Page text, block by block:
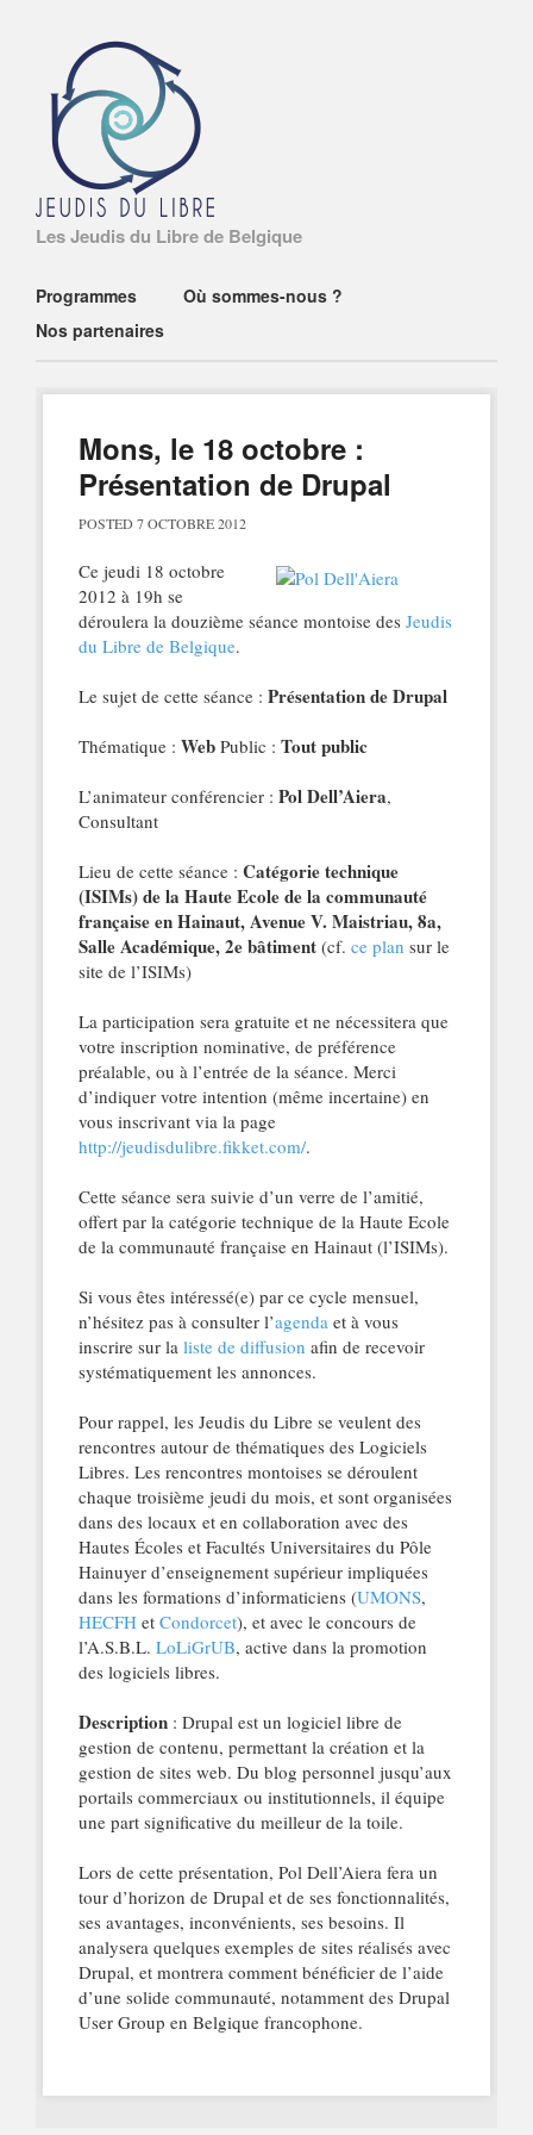
Les Jeudis du Libre de Belgique
Main menu
Skip
to
content
Programmes
Où sommes-nous ?
Nos partenaires
Mons, le 18 octobre :
Présentation de Drupal
POSTED 7 OCTOBRE 2012
Ce jeudi 18 octobre
2012 à 19h se
déroulera la douzième séance montoise des Jeudis
du Libre de Belgique.
Le sujet de cette séance : Présentation de Drupal
Thématique : WebPublic : Tout public
L’animateur conférencier : Pol Dell’Aiera,
Consultant
Lieu de cette séance : Catégorie technique
(ISIMs) de la Haute Ecole de la communauté
française en Hainaut, Avenue V. Maistriau, 8a,
Salle Académique, 2e bâtiment(cf. ce plan sur le
site de l’ISIMs)
La participation sera gratuite et ne nécessitera que
votre inscription nominative, de préférence
préalable, ou à l’entrée de la séance. Merci
d’indiquer votre intention (même incertaine) en
vous inscrivant via la page
http://jeudisdulibre.fikket.com/.
Cette séance sera suivie d’un verre de l’amitié,
offert par la catégorie technique de la Haute Ecole
de la communauté française en Hainaut (l’ISIMs).
Si vous êtes intéressé(e) par ce cycle mensuel,
n’hésitez pas à consulter l’agendaet à vous
inscrire sur la liste de diffusion afin de recevoir
systématiquement les annonces.
Pour rappel, les Jeudis du Libre se veulent des
rencontres autour de thématiques des Logiciels
Libres. Les rencontres montoises se déroulent
chaque troisième jeudi du mois, et sont organisées
dans des locaux et en collaboration avec des
Hautes Écoles et Facultés Universitaires du Pôle
Hainuyer d’enseignement supérieur impliquées
dans les formations d’informaticiens (UMONS,
HECFHet Condorcet), et avec le concours de
l’A.S.B.L. LoLiGrUB, active dans la promotion
des logiciels libres.
Description: Drupal est un logiciel libre de
gestion de contenu, permettant la création et la
gestion de sites web. Du blog personnel jusqu’aux
portails commerciaux ou institutionnels, il équipe
une part significative du meilleur de la toile.
Lors de cette présentation, Pol Dell’Aiera fera un
tour d’horizon de Drupal et de ses fonctionnalités,
ses avantages, inconvénients, ses besoins. Il
analysera quelques exemples de sites réalisés avec
Drupal, et montrera comment bénéficier de l’aide
d’une solide communauté, notamment des Drupal
User Group en Belgique francophone.